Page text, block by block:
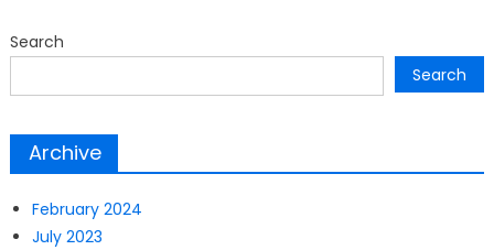
Search
Search
Archive
February 2024
July 2023